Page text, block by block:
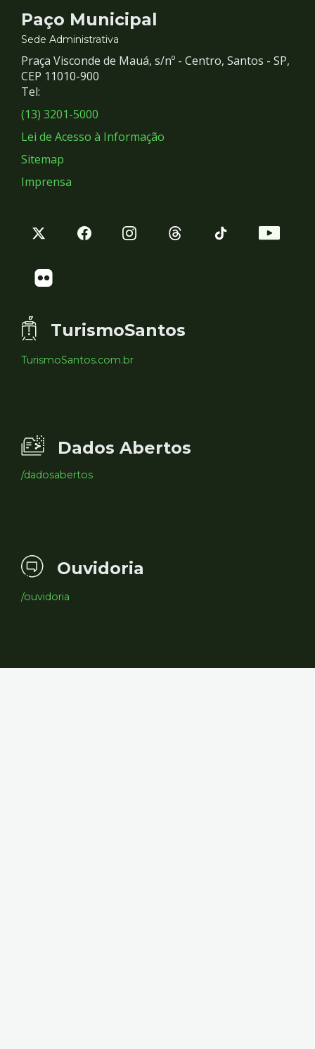
Contato
e
Redes
Sociais
Paço Municipal
Sede Administrativa
Praça Visconde de Mauá, s/nº - Centro, Santos - SP,
CEP 11010-900
Tel:
(13) 3201-5000
Lei de Acesso à Informação
Sitemap
Imprensa
TurismoSantos
TurismoSantos.com.br
Dados Abertos
/dadosabertos
Ouvidoria
/ouvidoria